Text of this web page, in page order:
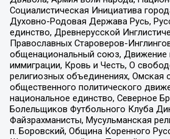
Социалистическая Инициатива
Духовно-Родовая Держава Русь,
единство, Древнерусской
Православных Староверов-
общенациональный союз, Движение
иммиграции, Кровь и Честь, О
религиозных объединениях, Омская
общественного политического
национальное единство, Северное
Болельщиков Футбольного Клуба
Файзрахманисты, Мусульманская
п. Боровский, Община Коренного